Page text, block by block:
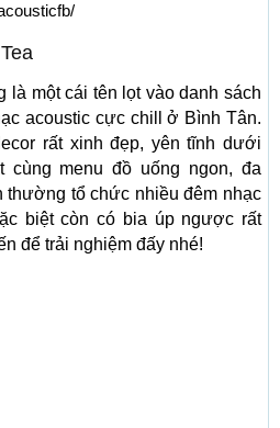
là một cái tên lọt vào danh sách
acoustic cực chill ở Bình Tân.
rất xinh đẹp, yên tĩnh dưới
cùng menu đồ uống ngon, đa
thường tổ chức nhiều đêm nhạc
biệt còn có bia úp ngược rất
để trải nghiệm đấy nhé!